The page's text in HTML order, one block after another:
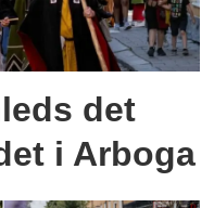
det
i Arboga